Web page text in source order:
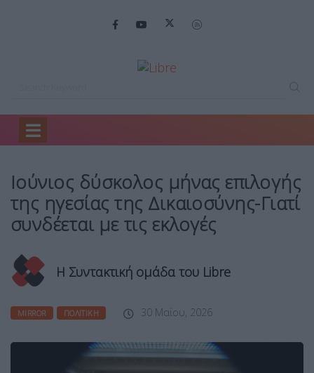
Home
Ιούνιος δύσκολος μήνας επιλογής
της ηγεσίας της Δικαιοσύνης-Γιατί
συνδέεται με τις εκλογές
Η Συντακτική ομάδα του Libre
MIRROR ΠΟΛΙΤΙΚΉ 30 Μαΐου, 2026